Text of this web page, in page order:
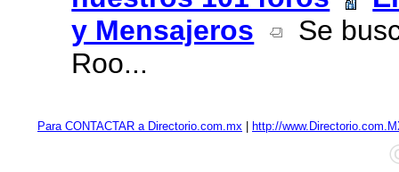
y Mensajeros
Se
Roo...
Para CONTACTAR a Directorio.com.mx http://